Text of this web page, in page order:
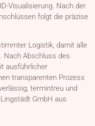
Visualisierung. Nach der
folgt die präzise
Logistik, damit alle
Nach Abschluss des
ausführlicher
transparenten Prozess
termintreu und
GmbH aus